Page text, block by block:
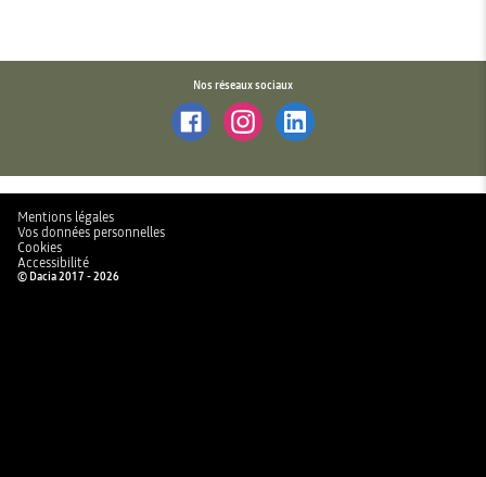
Nos réseaux sociaux
Mentions légales
Vos données personnelles
Cookies
Accessibilité
© Dacia 2017 - 2026